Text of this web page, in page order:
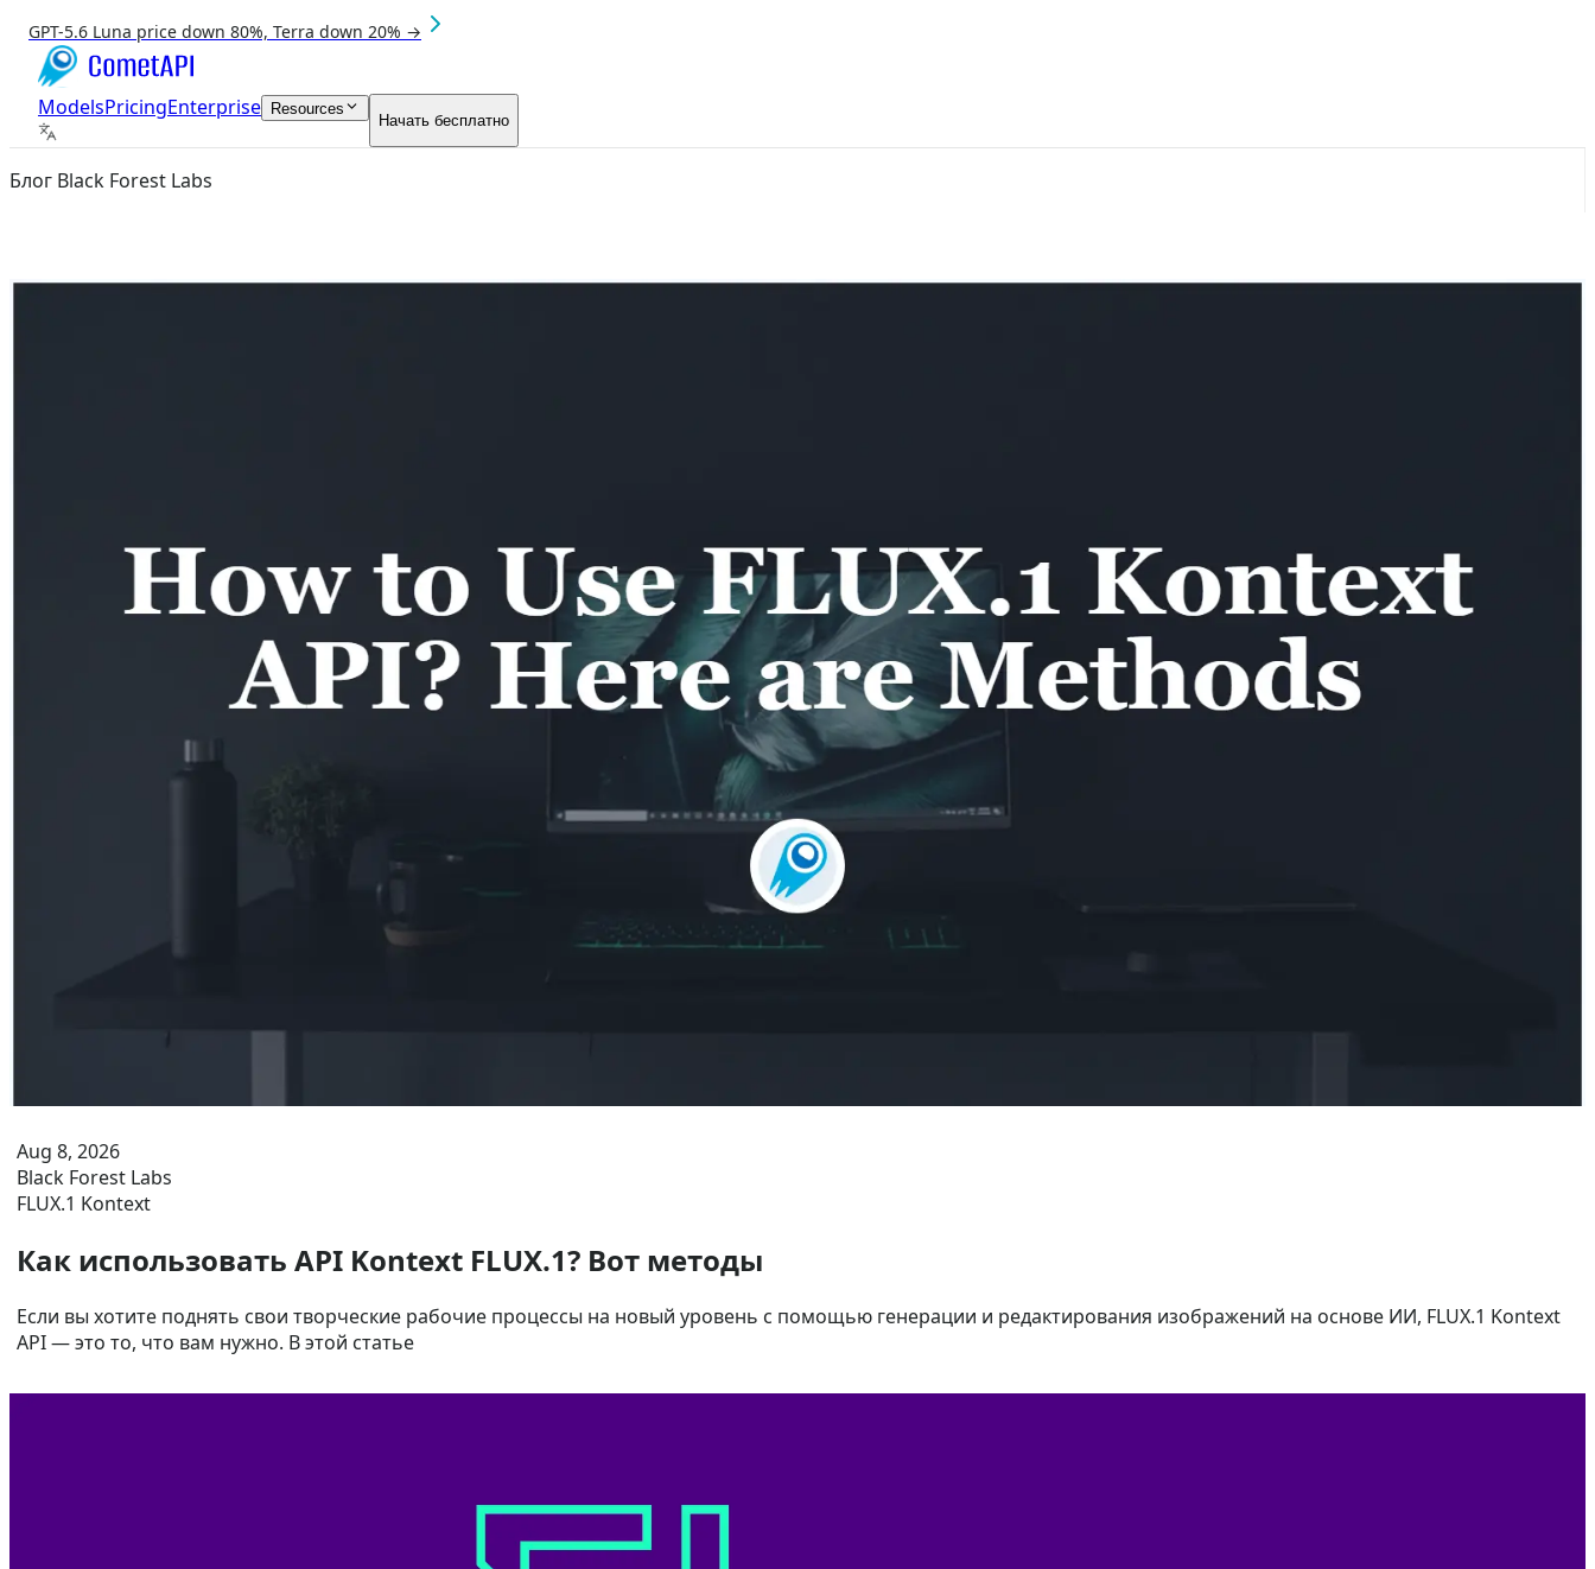
GPT-5.6 Luna price down 80%, Terra down 20% →
ModelsPricingEnterprise Resources
Начать бесплатно
Блог Black Forest Labs
Aug 8, 2026
Black Forest Labs
FLUX.1 Kontext
Как использовать API Kontext FLUX.1? Вот методы
Если вы хотите поднять свои творческие рабочие процессы на новый уровень с помощью генерации и редактирования изображений на основе ИИ, FLUX.1 Kontext
API — это то, что вам нужно. В этой статье